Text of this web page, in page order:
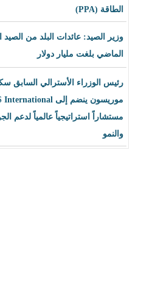
البلد من الصيد العام
دولار
السابق سكوت
موريسون ينضم إلى BLS International
عالمياً لدعم الجودة